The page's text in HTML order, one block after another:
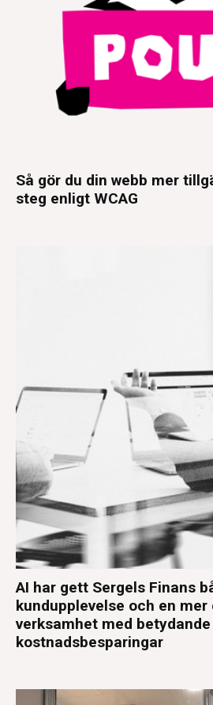
Så gör du din webb mer
steg enligt WCAG
AI har gett Sergels Finans
kundupplevelse och en
verksamhet med betydande
kostnadsbesparingar